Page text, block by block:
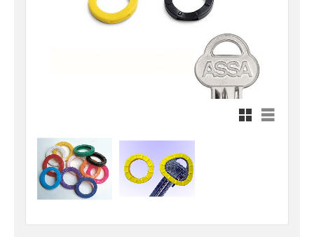
Rutnätsvy
Listvy